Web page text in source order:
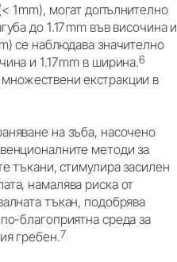
1 mm), могат допълнително
до 1.17 mm във височина и
се наблюдава значително
и 1.17 mm в ширина.6
екстракции в
на зъба, насочено
методи за
тъкани, стимулира засилен
намалява риска от
тъкан, подобрява
благоприятна среда за
гребен.7